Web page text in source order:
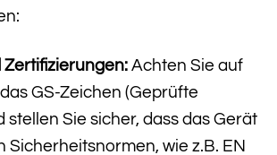
Achten Sie auf
GS-Zeichen (Geprüfte
stellen Sie sicher, dass das Gerät
Sicherheitsnormen, wie z.B. EN